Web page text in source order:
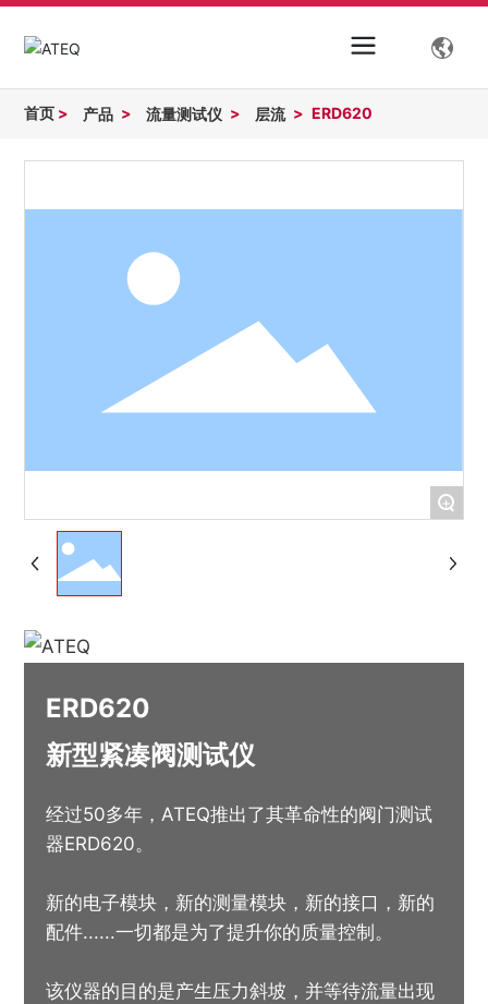
首页 产品 流量测试仪 层流 ERD620
+
ERD620
新型紧凑阀测试仪
经过50多年，ATEQ推出了其革命性的阀门测试
器ERD620。
新的电子模块，新的测量模块，新的接口，新的
配件......一切都是为了提升你的质量控制。
该仪器的目的是产生压力斜坡，并等待流量出现